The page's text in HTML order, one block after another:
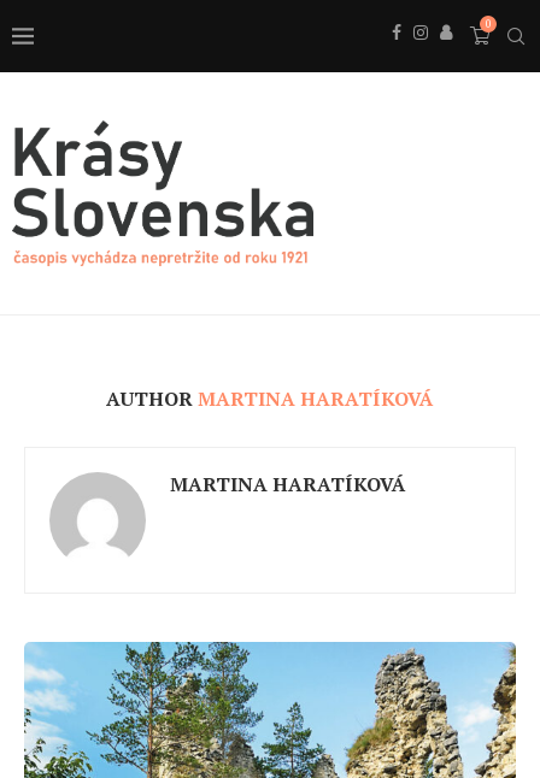
0
AUTHORMARTINA HARATÍKOVÁ
MARTINA HARATÍKOVÁ